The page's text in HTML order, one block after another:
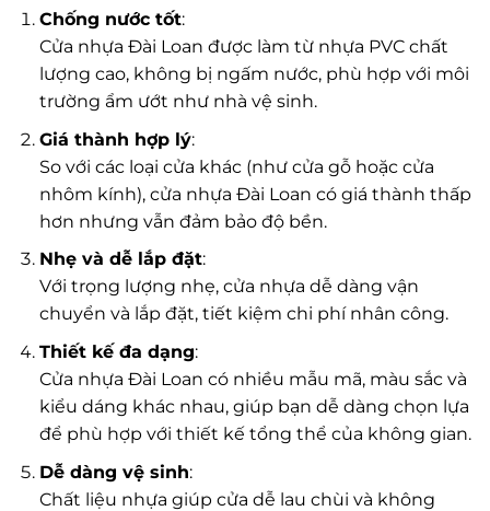
Chống nước tốt:
Cửa nhựa Đài Loan được làm từ nhựa PVC chất
lượng cao, không bị ngấm nước, phù hợp với môi
trường ẩm ướt như nhà vệ sinh.
Giá thành hợp lý:
So với các loại cửa khác (như cửa gỗ hoặc cửa
nhôm kính), cửa nhựa Đài Loan có giá thành thấp
hơn nhưng vẫn đảm bảo độ bền.
Nhẹ và dễ lắp đặt:
Với trọng lượng nhẹ, cửa nhựa dễ dàng vận
chuyển và lắp đặt, tiết kiệm chi phí nhân công.
Thiết kế đa dạng:
Cửa nhựa Đài Loan có nhiều mẫu mã, màu sắc và
kiểu dáng khác nhau, giúp bạn dễ dàng chọn lựa
để phù hợp với thiết kế tổng thể của không gian.
Dễ dàng vệ sinh:
Chất liệu nhựa giúp cửa dễ lau chùi và không